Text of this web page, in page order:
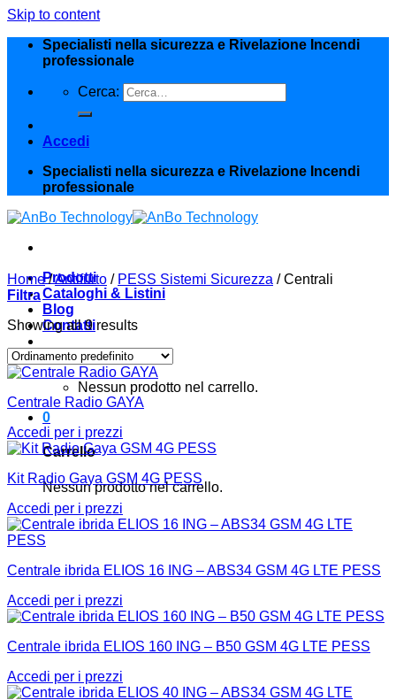
Skip to content
Specialisti nella sicurezza e Rivelazione Incendi
professionale
Cerca:
Accedi
Specialisti nella sicurezza e Rivelazione Incendi
professionale
Prodotti
Cataloghi & Listini
Blog
Contatti
Carrello /0,000
Nessun prodotto nel carrello.
0
Carrello
Nessun prodotto nel carrello.
Home /Antifurto / PESS Sistemi Sicurezza /Centrali
Filtra
Showing all 9 results
Centrale Radio GAYA
Accedi per i prezzi
Kit Radio Gaya GSM 4G PESS
Accedi per i prezzi
Centrale ibrida ELIOS 16 ING – ABS34 GSM 4G LTE PESS
Accedi per i prezzi
Centrale ibrida ELIOS 160 ING – B50 GSM 4G LTE PESS
Accedi per i prezzi